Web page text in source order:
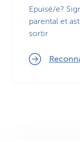
Epuisé/e?
parental et
sortir